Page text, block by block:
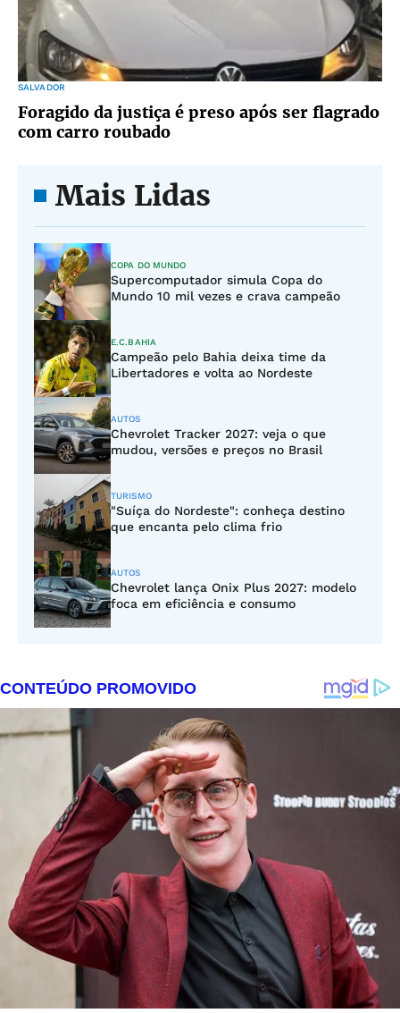
SALVADOR
Foragido da justiça é preso após ser flagrado
com carro roubado
Mais Lidas
COPA DO MUNDO
Supercomputador simula Copa do
Mundo 10 mil vezes e crava campeão
E.C.BAHIA
Campeão pelo Bahia deixa time da
Libertadores e volta ao Nordeste
AUTOS
Chevrolet Tracker 2027: veja o que
mudou, versões e preços no Brasil
TURISMO
"Suíça do Nordeste": conheça destino
que encanta pelo clima frio
AUTOS
Chevrolet lança Onix Plus 2027: modelo
foca em eficiência e consumo